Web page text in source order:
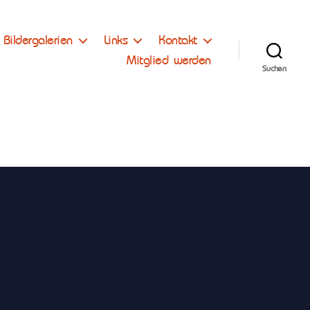
Bildergalerien Links
Kontakt
Mitglied werden
Suchen